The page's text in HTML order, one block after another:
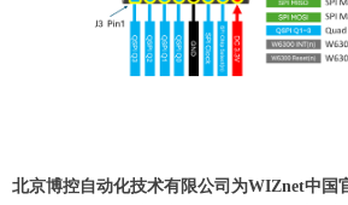
北京博控自动化技术有限公司为WIZnet中国